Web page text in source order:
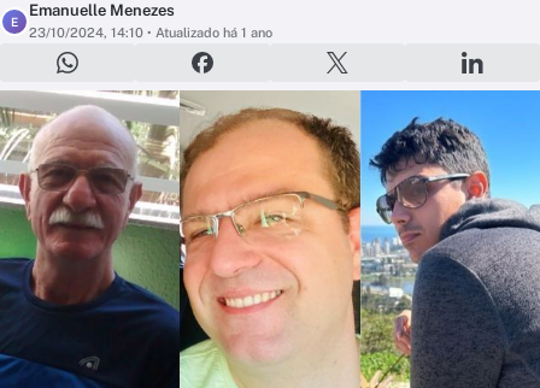
E
Emanuelle Menezes
23/10/2024, 14:10 • Atualizado há 1 ano